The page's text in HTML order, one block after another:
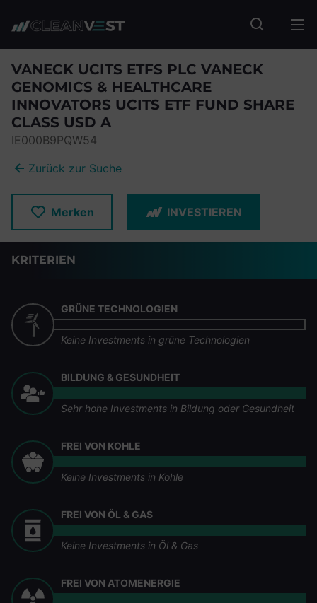
Fonds
VANECK UCITS ETFS PLC VANECK
GENOMICS & HEALTHCARE
INNOVATORS UCITS ETF FUND SHARE
CLASS USD A
IE000B9PQW54
Zurück zur Suche
Merken INVESTIEREN
KRITERIEN
GRÜNE TECHNOLOGIEN
Keine Investments in grüne Technologien
BILDUNG & GESUNDHEIT
Sehr hohe Investments in Bildung oder Gesundheit
FREI VON KOHLE
Keine Investments in Kohle
FREI VON ÖL & GAS
Keine Investments in Öl & Gas
FREI VON ATOMENERGIE